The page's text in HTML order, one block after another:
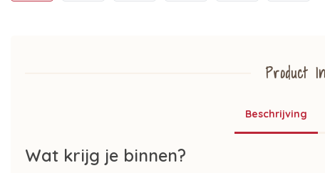
Product
Beschrijving
Wat krijg je binnen?